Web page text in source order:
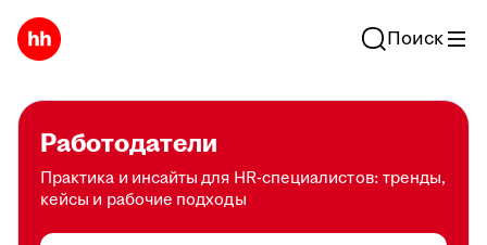
Поиск
Работодатели
Практика и инсайты для HR-специалистов: тренды,
кейсы и рабочие подходы